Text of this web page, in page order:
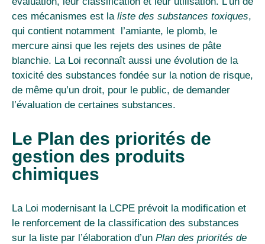
ces mécanismes est la liste des substances toxiques,
qui contient notamment l’amiante, le plomb, le
mercure ainsi que les rejets des usines de pâte
blanchie. La Loi reconnaît aussi une évolution de la
toxicité des substances fondée sur la notion de risque,
de même qu’un droit, pour le public, de demander
l’évaluation de certaines substances.
Le Plan des priorités de
gestion des produits
chimiques
La Loi modernisant la LCPE prévoit la modification et
le renforcement de la classification des substances
sur la liste par l’élaboration d’un Plan des priorités de